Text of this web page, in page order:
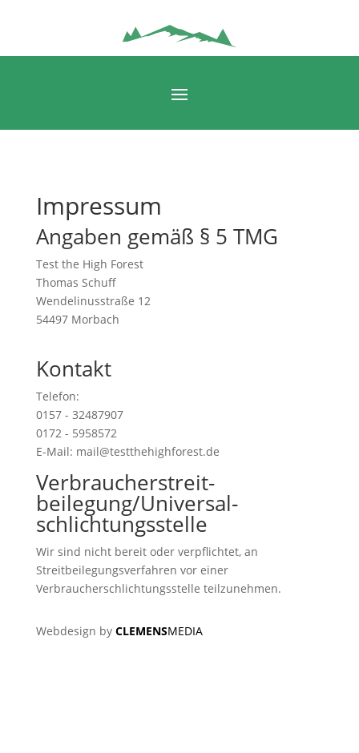
Impressum
Angaben gemäß § 5 TMG
Test the High Forest
Thomas Schuff
Wendelinusstraße 12
54497 Morbach
Kontakt
Telefon:
0157 - 32487907
0172 - 5958572
E-Mail: mail@testthehighforest.de
Verbraucher­streit­
beilegung/Universal­
schlichtungs­stelle
Wir sind nicht bereit oder verpflichtet, an
Streitbeilegungsverfahren vor einer
Verbraucherschlichtungsstelle teilzunehmen.
Webdesign by CLEMENSMEDIA